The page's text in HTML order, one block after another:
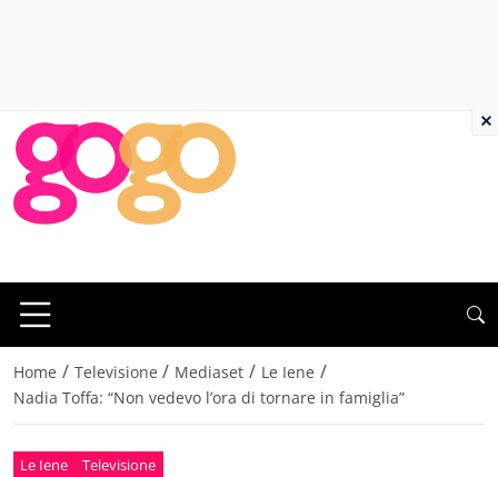
Home / Televisione / Mediaset / Le Iene /
Nadia Toffa: “Non vedevo l’ora di tornare in famiglia”
Le Iene Televisione
×